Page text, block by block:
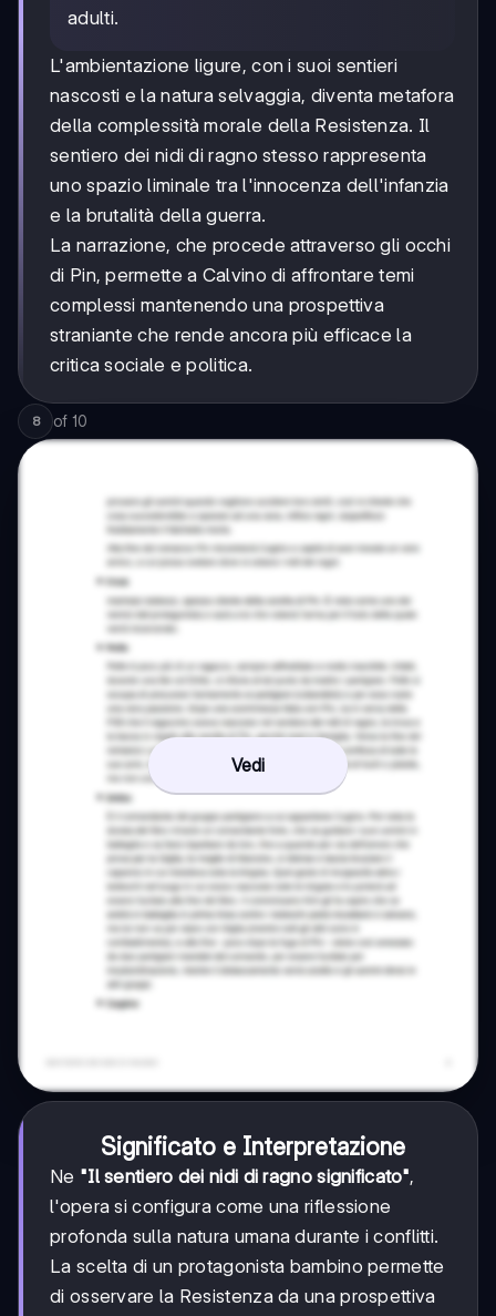
adulti.
L'ambientazione ligure, con i suoi sentieri
nascosti e la natura selvaggia, diventa metafora
della complessità morale della Resistenza. Il
sentiero dei nidi di ragno stesso rappresenta
uno spazio liminale tra l'innocenza dell'infanzia
e la brutalità della guerra.
La narrazione, che procede attraverso gli occhi
di Pin, permette a Calvino di affrontare temi
complessi mantenendo una prospettiva
straniante che rende ancora più efficace la
critica sociale e politica.
8 of 10
Vedi
Significato e Interpretazione
Ne "Il sentiero dei nidi di ragno significato",
l'opera si configura come una riflessione
profonda sulla natura umana durante i conflitti.
La scelta di un protagonista bambino permette
di osservare la Resistenza da una prospettiva